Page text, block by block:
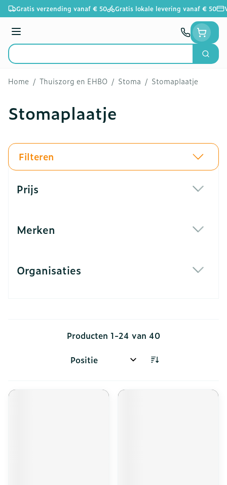
Ga naar de inhoud
Gratis verzending vanaf € 50 Gratis lokale levering vanaf € 50
Menu
Product, merk, categorie...
Zoek
Home / Thuiszorg en EHBO / Stoma / Stomaplaatje
Stomaplaatje
Filteren
Prijs
Merken
Organisaties
Producten 1-24 van 40
Sorteer op: